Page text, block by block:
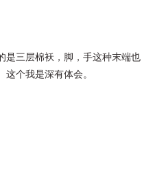
是三层棉袄，脚，手这种末端也
个我是深有体会。